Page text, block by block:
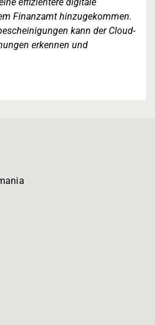
effizientere digitale
Finanzamt hinzugekommen.
kann der Cloud-
erkennen und